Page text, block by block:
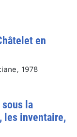
en
1978
la
les inventaire,